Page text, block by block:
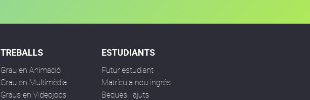
TREBALLS
Grau en Animació
Grau en Multimèdia
Graus en Videojocs
ESTUDIANTS
Futur estudiant
Matrícula nou ingrés
Beques i ajuts